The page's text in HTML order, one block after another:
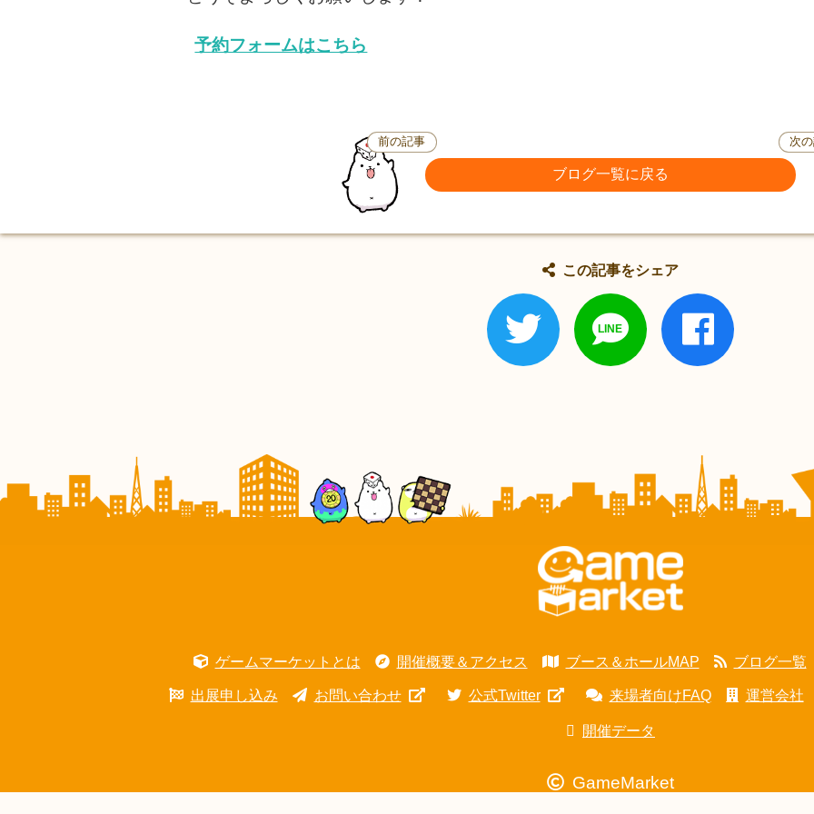
予約フォームはこちら
前の記事
ブログ一覧に戻る
次
この記事をシェア
ゲームマーケットとは 開催概要＆アクセス ブース＆ホールMAP ブログ一覧
出展申し込み お問い合わせ 公式Twitter 来場者向けFAQ 運営会社
開催データ
GameMarket